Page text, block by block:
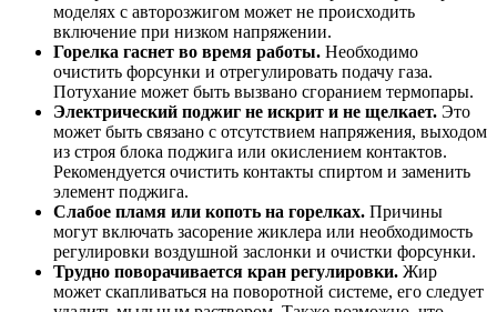
моделях с авторозжигом может не происходить
включение при низком напряжении.
Горелка гаснет во время работы. Необходимо
очистить форсунки и отрегулировать подачу газа.
Потухание может быть вызвано сгоранием термопары.
Электрический поджиг не искрит и не щелкает. Это
может быть связано с отсутствием напряжения, выходом
из строя блока поджига или окислением контактов.
Рекомендуется очистить контакты спиртом и заменить
элемент поджига.
Слабое пламя или копоть на горелках. Причины
могут включать засорение жиклера или необходимость
регулировки воздушной заслонки и очистки форсунки.
Трудно поворачивается кран регулировки. Жир
может скапливаться на поворотной системе, его следует